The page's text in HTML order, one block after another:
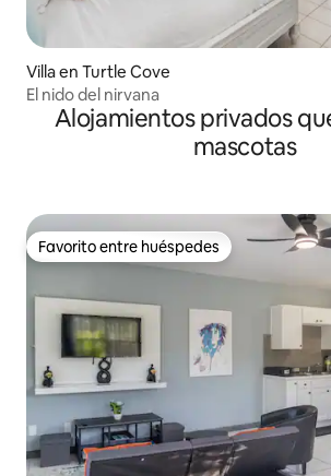
Villa en Turtle Cove
El nido del nirvana
Alojamientos privados
mascotas
Favorito entre huéspedes
Favorito entre huéspedes